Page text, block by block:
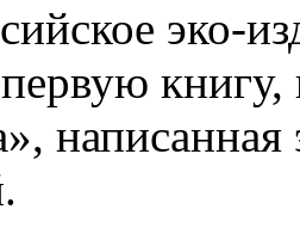
эко-
книгу,